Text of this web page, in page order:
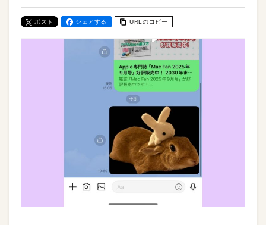
ポスト シェアする URLのコピー